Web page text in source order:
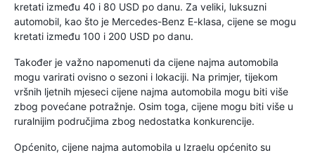
kretati između 40 i 80 USD po danu. Za veliki, luksuzni
automobil, kao što je Mercedes-Benz E-klasa, cijene se mogu
kretati između 100 i 200 USD po danu.
Također je važno napomenuti da cijene najma automobila
mogu varirati ovisno o sezoni i lokaciji. Na primjer, tijekom
vršnih ljetnih mjeseci cijene najma automobila mogu biti više
zbog povećane potražnje. Osim toga, cijene mogu biti više u
ruralnijim područjima zbog nedostatka konkurencije.
Općenito, cijene najma automobila u Izraelu općenito su